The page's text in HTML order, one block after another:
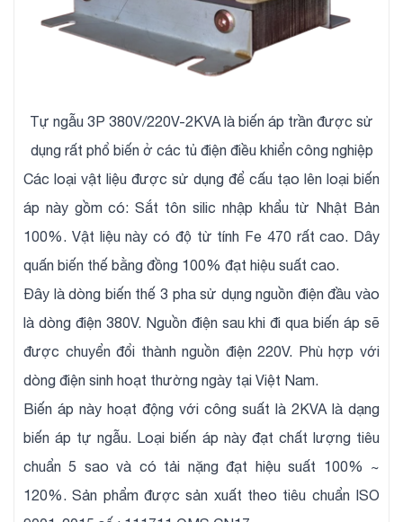
Tự ngẫu 3P 380V/220V-2KVA là biến áp trần được sử
dụng rất phổ biến ở các tủ điện điều khiển công nghiệp
Các loại vật liệu được sử dụng để cấu tạo lên loại biến
áp này gồm có: Sắt tôn silic nhập khẩu từ Nhật Bản
100%. Vật liệu này có độ từ tính Fe 470 rất cao. Dây
quấn biến thế bằng đồng 100% đạt hiệu suất cao.
Đây là dòng biến thế 3 pha sử dụng nguồn điện đầu vào
là dòng điện 380V. Nguồn điện sau khi đi qua biến áp sẽ
được chuyển đổi thành nguồn điện 220V. Phù hợp với
dòng điện sinh hoạt thường ngày tại Việt Nam.
Biến áp này hoạt động với công suất là 2KVA là dạng
biến áp tự ngẫu. Loại biến áp này đạt chất lượng tiêu
chuẩn 5 sao và có tải nặng đạt hiệu suất 100% ~
120%. Sản phẩm được sản xuất theo tiêu chuẩn ISO